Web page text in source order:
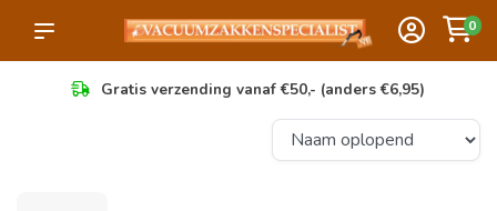
0
Gratis verzending vanaf €50,- (anders €6,95)